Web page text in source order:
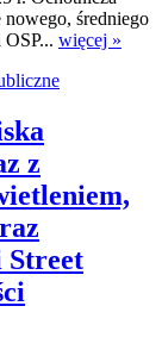
średniego
więcej »
z
Street